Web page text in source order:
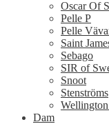
Oscar Of
Pelle P
Pelle
Saint
Sebago
SIR of
Snoot
Stenströms
Dam